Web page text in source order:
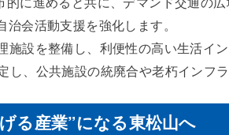
治会活動支援を強化します。
施設を整備し、利便性の高い生活イン
し、公共施設の統廃合や老朽インフラ
る産業”になる東松山へ